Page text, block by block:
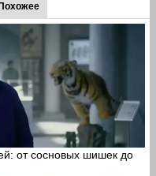
Похожее
от сосновых шишек до